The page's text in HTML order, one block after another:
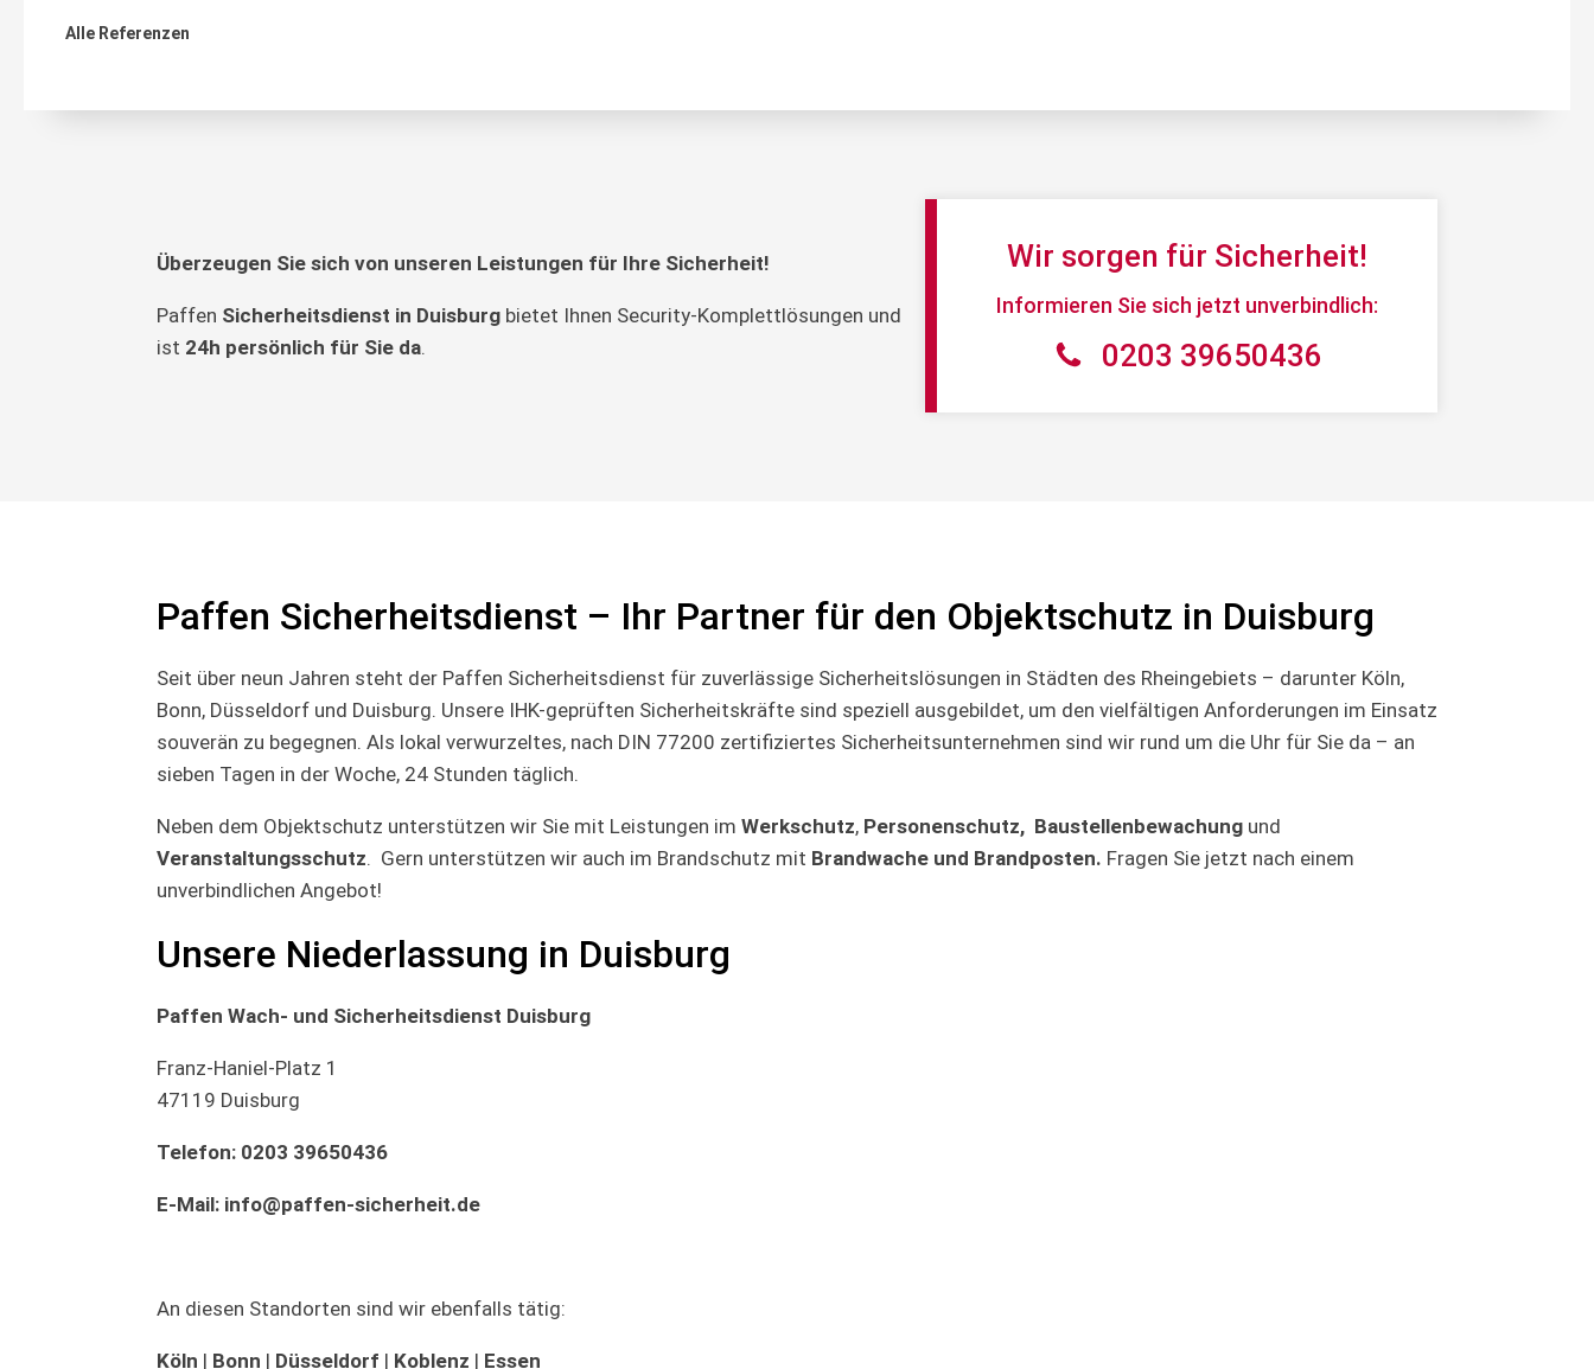
Alle Referenzen
Überzeugen Sie sich von unseren Leistungen für Ihre Sicherheit!
Paffen Sicherheitsdienst in Duisburg bietet Ihnen Security-Komplettlösungen und
ist 24h persönlich für Sie da.
Wir sorgen für Sicherheit!
Informieren Sie sich jetzt unverbindlich:
0203 39650436
Paffen Sicherheitsdienst – Ihr Partner für den Objektschutz in Duisburg
Seit über neun Jahren steht der Paffen Sicherheitsdienst für zuverlässige Sicherheitslösungen in Städten des Rheingebiets – darunter Köln,
Bonn, Düsseldorf und Duisburg. Unsere IHK-geprüften Sicherheitskräfte sind speziell ausgebildet, um den vielfältigen Anforderungen im Einsatz
souverän zu begegnen. Als lokal verwurzeltes, nach DIN 77200 zertifiziertes Sicherheitsunternehmen sind wir rund um die Uhr für Sie da – an
sieben Tagen in der Woche, 24 Stunden täglich.
Neben dem Objektschutz unterstützen wir Sie mit Leistungen im Werkschutz, Personenschutz, Baustellenbewachung und
Veranstaltungsschutz. Gern unterstützen wir auch im Brandschutz mit Brandwache und Brandposten. Fragen Sie jetzt nach einem
unverbindlichen Angebot!
Unsere Niederlassung in Duisburg
Paffen Wach- und Sicherheitsdienst Duisburg
Franz-Haniel-Platz 1
47119 Duisburg
Telefon: 0203 39650436
E-Mail: info@paffen-sicherheit.de
An diesen Standorten sind wir ebenfalls tätig:
Köln | Bonn | Düsseldorf | Koblenz | Essen